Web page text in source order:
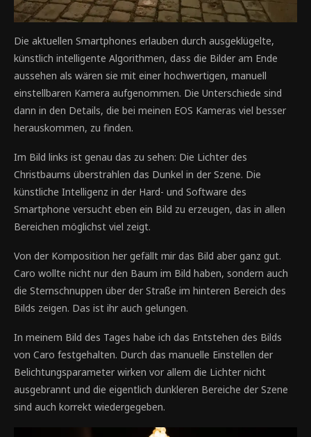
Die aktuellen Smartphones erlauben durch ausgeklügelte,
künstlich intelligente Algorithmen, dass die Bilder am Ende
aussehen als wären sie mit einer hochwertigen, manuell
einstellbaren Kamera aufgenommen. Die Unterschiede sind
dann in den Details, die bei meinen EOS Kameras viel besser
herauskommen, zu finden.
Im Bild links ist genau das zu sehen: Die Lichter des
Christbaums überstrahlen das Dunkel in der Szene. Die
künstliche Intelligenz in der Hard- und Software des
Smartphone versucht eben ein Bild zu erzeugen, das in allen
Bereichen möglichst viel zeigt.
Von der Komposition her gefällt mir das Bild aber ganz gut.
Caro wollte nicht nur den Baum im Bild haben, sondern auch
die Sternschnuppen über der Straße im hinteren Bereich des
Bilds zeigen. Das ist ihr auch gelungen.
In meinem Bild des Tages habe ich das Entstehen des Bilds
von Caro festgehalten. Durch das manuelle Einstellen der
Belichtungsparameter wirken vor allem die Lichter nicht
ausgebrannt und die eigentlich dunkleren Bereiche der Szene
sind auch korrekt wiedergegeben.